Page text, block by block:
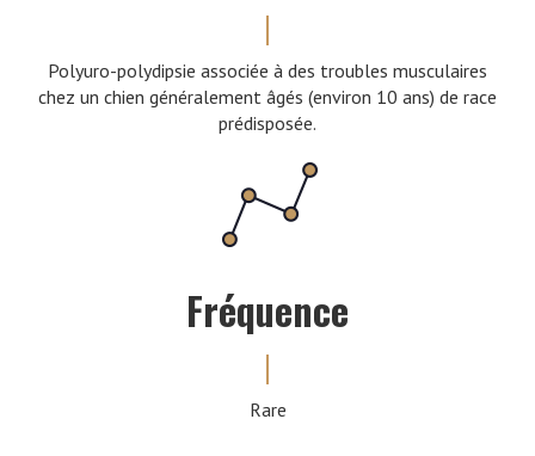
Polyuro-polydipsie associée à des troubles musculaires
chez un chien généralement âgés (environ 10 ans) de race
prédisposée.
Fréquence
Rare